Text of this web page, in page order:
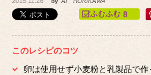
8
このレシピのコツ
卵は使用せず小麦粉と乳製品で作